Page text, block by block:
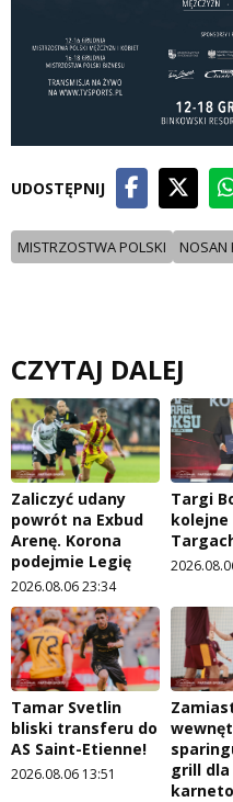
UDOSTĘPNIJ
MISTRZOSTWA POLSKI NOSAN
CZYTAJ DALEJ
Zaliczyć udany
powrót na Exbud
Arenę. Korona
podejmie Legię
2026.08.06 23:34
Targi
Tamar Svetlin
bliski transferu do
AS Saint-Etienne!
2026.08.06 13:51
grill dla